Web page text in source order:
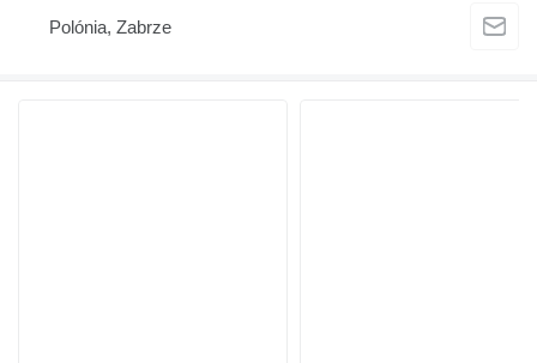
Polónia, Zabrze